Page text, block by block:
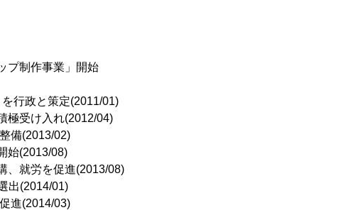
プ制作事業」開始
行政と策定(2011/01)
極受け入れ(2012/04)
備(2013/02)
始(2013/08)
、就労を促進(2013/08)
出(2014/01)
進(2014/03)